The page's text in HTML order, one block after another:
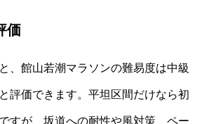
価
、館山若潮マラソンの難易度は中級
評価できます。平坦区間だけなら初
すが、坂道への耐性や風対策、ペー